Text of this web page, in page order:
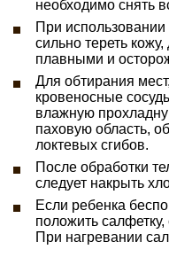
необходимо снять
При
сильно тереть
плавными и
Для обтирания
кровеносные
влажную
паховую область,
локтевых сгибов.
После обработки
следует накрыть
Если ребенка
положить
При нагревании